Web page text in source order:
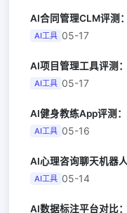
AI合同管理CLM评测
AI工具 05-17
AI工具 05-17
AI健身教练App评测
AI工具 05-16
AI工具 05-14